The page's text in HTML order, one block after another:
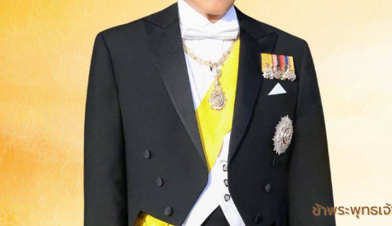
รับสมัครลูกจ้างชั่วคราว ตำแหน่งครูพิเศษสอน
Read More